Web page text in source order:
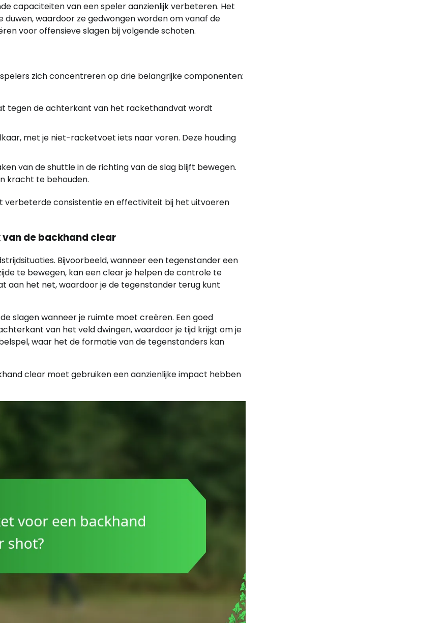
capaciteiten van een speler aanzienlijk verbeteren. Het
waardoor ze gedwongen worden om vanaf de
voor offensieve slagen bij volgende schoten.
zich concentreren op drie belangrijke componenten:
tegen de achterkant van het rackethandvat wordt
met je niet-racketvoet iets naar voren. Deze houding
van de shuttle in de richting van de slag blijft bewegen.
kracht te behouden.
verbeterde consistentie en effectiviteit bij het uitvoeren
de backhand clear
Bijvoorbeeld, wanneer een tegenstander een
te bewegen, kan een clear je helpen de controle te
aan het net, waardoor je de tegenstander terug kunt
slagen wanneer je ruimte moet creëren. Een goed
van het veld dwingen, waardoor je tijd krijgt om je
waar het de formatie van de tegenstanders kan
clear moet gebruiken een aanzienlijke impact hebben